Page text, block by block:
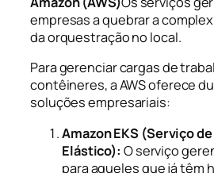
empresas a quebrar a
da orquestração no local.
Para gerenciar cargas de
contêineres, a AWS oferece
soluções empresariais:
Amazon EKS (Serviço
Elástico): O serviço
para aqueles que já têm